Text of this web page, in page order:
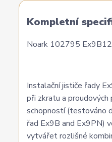
Kompletní
Noark 102795
Instalační jističe řady
při zkratu a
schopností (testováno
řad Ex9B and Ex9PN)
vytvářet rozlišné